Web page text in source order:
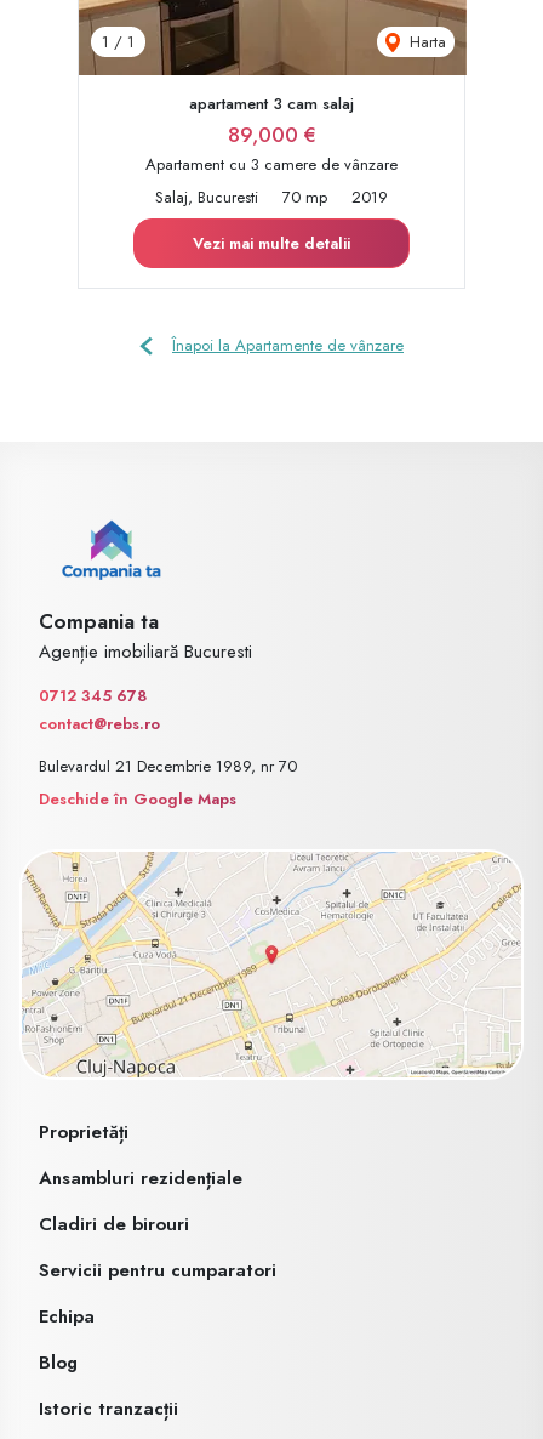
1 / 1 Harta
apartament 3 cam salaj
89,000 €
Apartament cu 3 camere de vânzare
Salaj, Bucuresti
70 mp
2019
Vezi mai multe detalii
Înapoi la Apartamente de vânzare
Compania ta
Agenție imobiliară Bucuresti
0712 345 678
contact@rebs.ro
Bulevardul 21 Decembrie 1989, nr 70
Deschide în Google Maps
Proprietăți
Ansambluri rezidențiale
Cladiri de birouri
Servicii pentru cumparatori
Echipa
Blog
Istoric tranzacții